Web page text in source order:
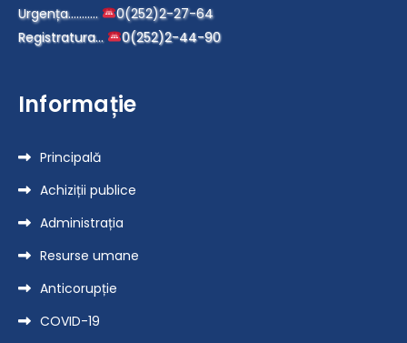
Urgența………..
0(252)2-27-64
Registratura…
0(252)2-44-90
Informație
Principală
Achiziții publice
Administrația
Resurse umane
Anticorupție
COVID-19